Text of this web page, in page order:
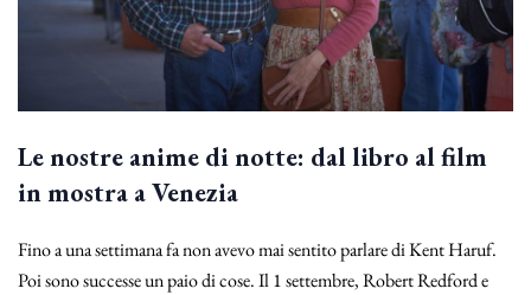
Le nostre anime di notte: dal libro al film
in mostra a Venezia
Fino a una settimana fa non avevo mai sentito parlare di Kent Haruf.
Poi sono successe un paio di cose. Il 1 settembre, Robert Redford e